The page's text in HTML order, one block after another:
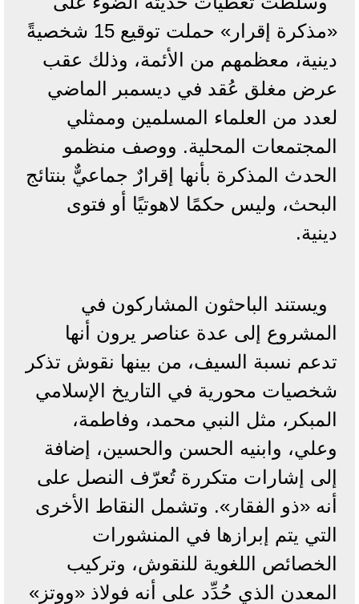
«مذكرة إقرار» حملت توقيع 15 شخصيةً
دينية، معظمهم من الأئمة، وذلك عقب
عرض مغلق عُقد في ديسمبر الماضي
لعدد من العلماء المسلمين وممثلي
المجتمعات المحلية. ووصف منظمو
الحدث المذكرة بأنها إقرارٌ جماعيٌّ بنتائج
البحث، وليس حكمًا لاهوتيًا أو فتوى
دينية.
ويستند الباحثون المشاركون في
المشروع إلى عدة عناصر يرون أنها
تدعم نسبة السيف، من بينها نقوش تذكر
شخصيات محورية في التاريخ الإسلامي
المبكر، مثل النبي محمد، وفاطمة،
وعلي، وابنيه الحسن والحسين، إضافة
إلى إشارات متكررة تُعرّف النصل على
أنه «ذو الفقار». وتشمل النقاط الأخرى
التي يتم إبرازها في المنشورات
الخصائص اللغوية للنقوش، وتركيب
المعدن الذي حُدِّد على أنه فولاذ «ووتز»